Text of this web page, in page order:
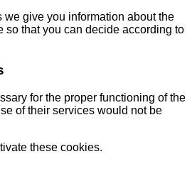
we give you information about the
so that you can decide according to
for the proper functioning of the
of their services would not be
these cookies.